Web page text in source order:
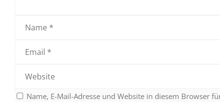
Name, E-Mail-Adresse und Website in diesem Browser